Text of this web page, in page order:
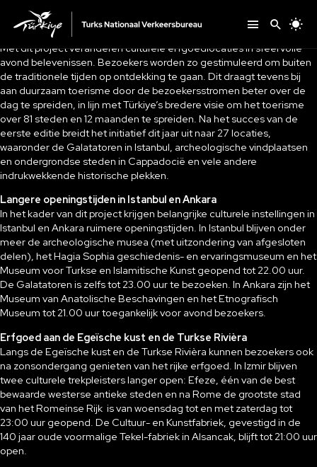
Met dit project veranderen culturele erfgoedlocaties in sfeervolle
avond belevenissen. Bezoekers worden zo gestimuleerd om buiten
de traditionele tijden op ontdekking te gaan. Dit draagt tevens bij
aan duurzaam toerisme door de bezoekersstromen beter over de
dag te spreiden, in lijn met Türkiye’s bredere visie om het toerisme
over 81 steden en 12 maanden te spreiden. Na het succes van de
eerste editie breidt het initiatief dit jaar uit naar 27 locaties,
waaronder de Galatatoren in Istanbul, archeologische vindplaatsen
en ondergrondse steden in Cappadocië en vele andere
indrukwekkende historische plekken.
Langere openingstijden in Istanbul en Ankara
In het kader van dit project krijgen belangrijke culturele instellingen in
Istanbul en Ankara ruimere openingstijden. In Istanbul blijven onder
meer de archeologische musea (met uitzondering van afgesloten
delen), het Hagia Sophia geschiedenis- en ervaringsmuseum en het
Museum voor Turkse en Islamitische Kunst geopend tot 22.00 uur.
De Galatatoren is zelfs tot 23.00 uur te bezoeken. In Ankara zijn het
Museum van Anatolische Beschavingen en het Etnografisch
Museum tot 21.00 uur toegankelijk voor avond bezoekers.
Erfgoed aan de Egeïsche kust en de Turkse Rivièra
Langs de Egeïsche kust en de Turkse Rivièra kunnen bezoekers ook
na zonsondergang genieten van het rijke erfgoed. In Izmir blijven
twee culturele trekpleisters langer open: Efeze, één van de best
bewaarde westerse antieke steden en na Rome de grootste stad
van het Romeinse Rijk is van woensdag tot en met zaterdag tot
23:00 uur geopend. De Cultuur- en Kunstfabriek, gevestigd in de
140 jaar oude voormalige Tekel-fabriek in Alsancak, blijft tot 21:00 uur
open.